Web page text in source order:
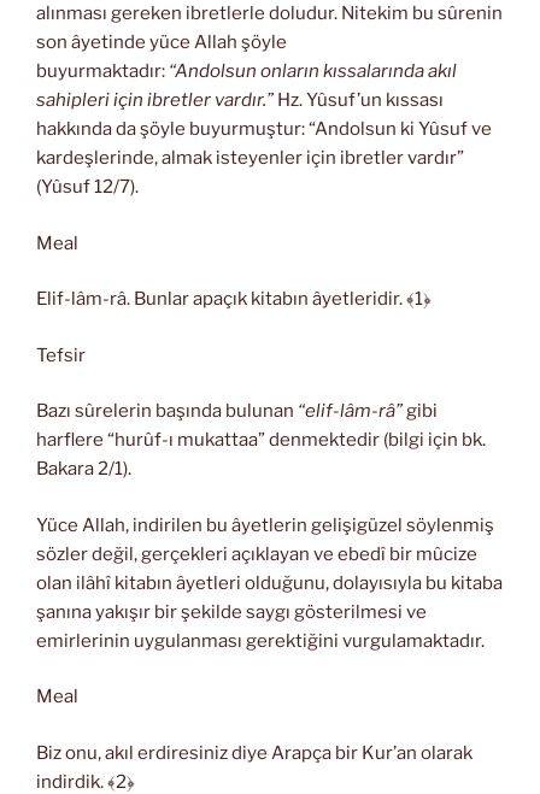
alınması gereken ibretlerle doludur. Nitekim bu sûrenin
son âyetinde yüce Allah şöyle
buyurmaktadır: “Andolsun onların kıssalarında akıl
sahipleri için ibretler vardır.”Hz. Yûsuf’un kıssası
hakkında da şöyle buyurmuştur: “Andolsun ki Yûsuf ve
kardeşle­rinde, almak isteyenler için ibretler vardır”
(Yûsuf 12/7).
Meal
Elif-lâm-râ. Bunlar apaçık kitabın âyetleridir. ﴾1﴿
Tefsir
Bazı sûrelerin başında bulunan “elif-lâm-râ”gibi
harflere “hurûf-ı mukattaa” denmektedir (bilgi için bk.
Bakara 2/1).
Yüce Allah, indirilen bu âyetlerin gelişigüzel söylenmiş
sözler değil, gerçekleri açıklayan ve ebedî bir mûcize
olan ilâhî kitabın âyetleri olduğunu, dolayısıyla bu kitaba
şanına yakışır bir şekilde saygı gösterilmesi ve
emirlerinin uygulanması gerektiğini vurgulamaktadır.
Meal
Biz onu, akıl erdiresiniz diye Arapça bir Kur’an olarak
indirdik. ﴾2﴿